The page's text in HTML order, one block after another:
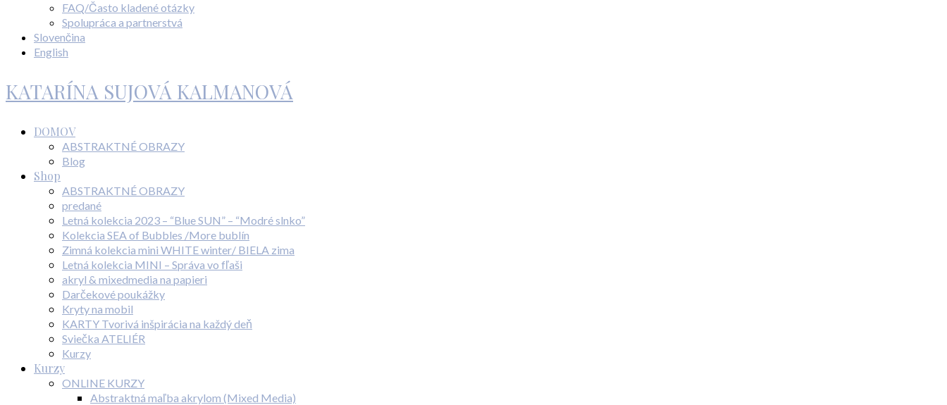
FAQ/Často kladené otázky
Spolupráca a partnerstvá
Slovenčina
English
KATARÍNA SUJOVÁ KALMANOVÁ
DOMOV
ABSTRAKTNÉ OBRAZY
Blog
Shop
ABSTRAKTNÉ OBRAZY
predané
Letná kolekcia 2023 – “Blue SUN” – “Modré slnko”
Kolekcia SEA of Bubbles /More bublín
Zimná kolekcia mini WHITE winter/ BIELA zima
Letná kolekcia MINI – Správa vo fľaši
akryl & mixedmedia na papieri
Darčekové poukážky
Kryty na mobil
KARTY Tvorivá inšpirácia na každý deň
Sviečka ATELIÉR
Kurzy
Kurzy
ONLINE KURZY
Abstraktná maľba akrylom (Mixed Media)